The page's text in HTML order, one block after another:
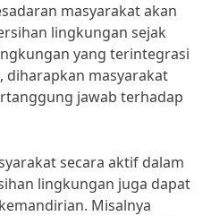
masyarakat akan
lingkungan sejak
yang terintegrasi
diharapkan masyarakat
jawab terhadap
secara aktif dalam
lingkungan juga dapat
Misalnya